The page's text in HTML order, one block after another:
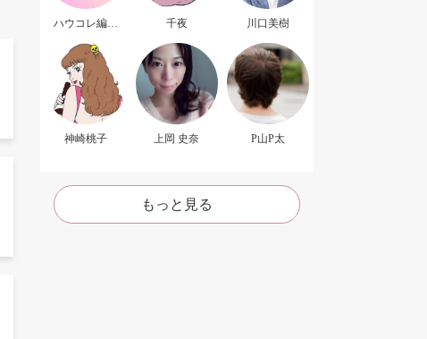
ハウコレ編集
千夜 川口美樹
神崎桃子 上岡 史奈 P山P太
もっと見る